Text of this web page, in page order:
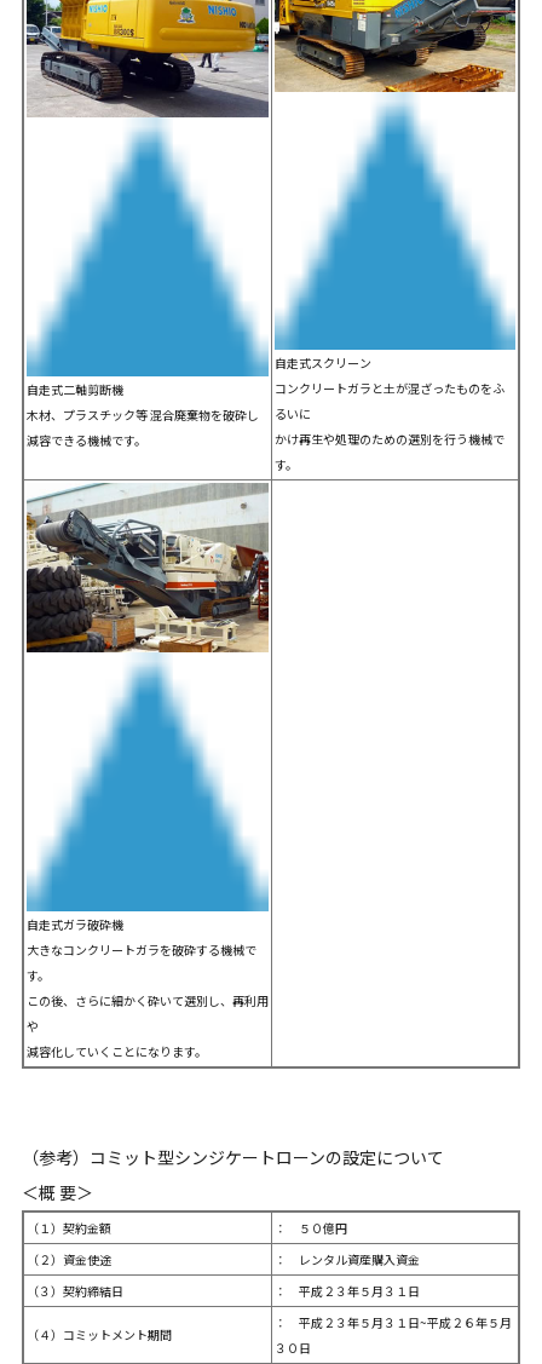
自走式二軸剪断機
木材、プラスチック等 混合廃棄物を破砕し
減容できる機械です。
自走式スクリーン
コンクリートガラと土が混ざったものをふ
るいに
かけ再生や処理のための選別を行う機械で
す。
自走式ガラ破砕機
大きなコンクリートガラを破砕する機械で
す。
この後、さらに細かく砕いて選別し、再利用
や
減容化していくことになります。
（参考）コミット型シンジケートローンの設定について
＜概 要＞
（１）契約金額
： ５０億円
（２）資金使途
： レンタル資産購入資金
（３）契約締結日
： 平成２３年５月３１日
（４）コミットメント期間
： 平成２３年５月３１日~平成２６年５月
３０日